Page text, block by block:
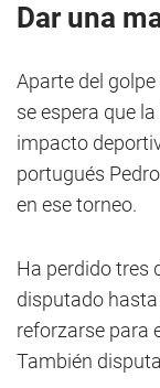
Dar una
Aparte del
se espera que
impacto
portugués
en ese torneo.
Ha perdido tres
disputado
reforzarse para
También